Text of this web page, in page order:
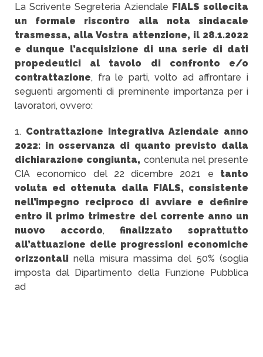
La Scrivente Segreteria Aziendale FIALS sollecita
un formale riscontro alla nota sindacale
trasmessa, alla Vostra attenzione, il 28.1.2022
e dunque l’acquisizione di una serie di dati
propedeutici al tavolo di confronto e/o
contrattazione, fra le parti, volto ad affrontare i
seguenti argomenti di preminente importanza per i
lavoratori, ovvero:
1. Contrattazione Integrativa Aziendale anno
2022: in osservanza di quanto previsto dalla
dichiarazione congiunta, contenuta nel presente
CIA economico del 22 dicembre 2021 e tanto
voluta ed ottenuta dalla FIALS, consistente
nell’impegno reciproco di avviare e definire
entro il primo trimestre del corrente anno un
nuovo accordo, finalizzato soprattutto
all’attuazione delle progressioni economiche
orizzontalinella misura massima del 50% (soglia
imposta dal Dipartimento della Funzione Pubblica
ad